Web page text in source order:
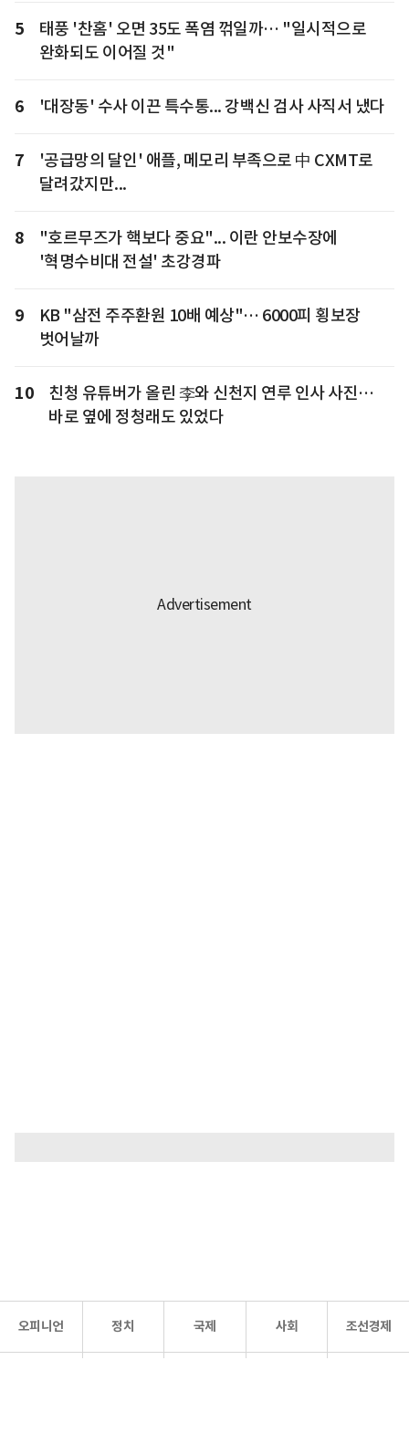
5
태풍 '찬홈' 오면 35도 폭염 꺾일까… "일시적으로
완화되도 이어질 것"
6 '대장동' 수사 이끈 특수통... 강백신 검사 사직서 냈다
7
'공급망의 달인' 애플, 메모리 부족으로 中 CXMT로
달려갔지만...
8
"호르무즈가 핵보다 중요"... 이란 안보수장에
'혁명수비대 전설' 초강경파
9
KB "삼전 주주환원 10배 예상"… 6000피 횡보장
벗어날까
10
친청 유튜버가 올린 李와 신천지 연루 인사 사진…
바로 옆에 정청래도 있었다
오피니언 정치 국제 사회 조선경제